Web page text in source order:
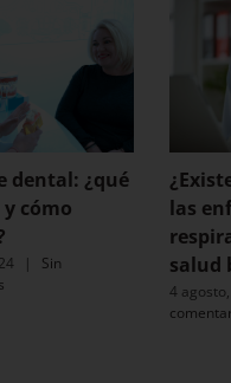
dental: ¿qué
cómo
|
Sin
las
salud
4